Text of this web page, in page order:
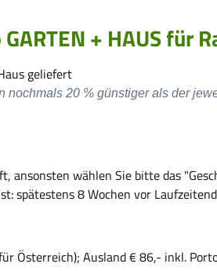
+ HAUS für
geliefert
20 % günstiger als der
ansonsten wählen Sie bitte das
spätestens 8 Wochen vor
Österreich); Ausland € 86,- inkl.